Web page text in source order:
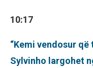
10:17
“Kemi vendosur
Sylvinho largohet